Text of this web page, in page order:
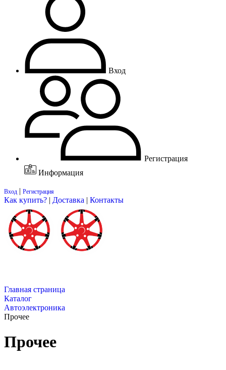
Вход
Регистрация
Информация
Вход | Регистрация
Как купить? | Доставка | Контакты
Главная страница
Каталог
Автоэлектроника
Прочее
Прочее